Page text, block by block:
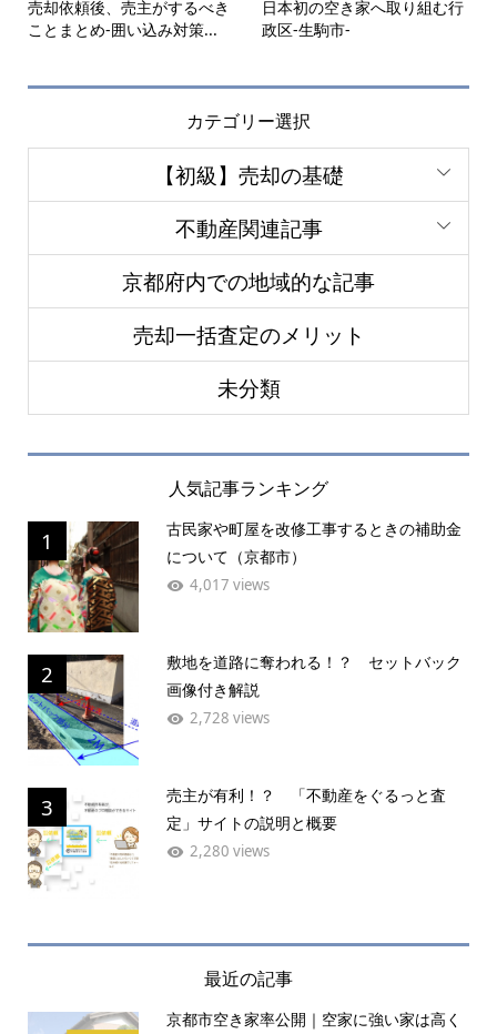
売却依頼後、売主がするべき
ことまとめ-囲い込み対策...
日本初の空き家へ取り組む行
政区-生駒市-
カテゴリー選択
【初級】売却の基礎
不動産関連記事
京都府内での地域的な記事
売却一括査定のメリット
未分類
人気記事ランキング
1
古民家や町屋を改修工事するときの補助金
について（京都市）
4,017 views
2
敷地を道路に奪われる！？ セットバック
画像付き解説
2,728 views
3
売主が有利！？ 「不動産をぐるっと査
定」サイトの説明と概要
2,280 views
最近の記事
京都市空き家率公開｜空家に強い家は高く